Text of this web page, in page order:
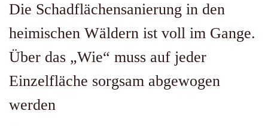
Die Schadflächensanierung in den
heimischen Wäldern ist voll im Gange.
Über das „Wie“ muss auf jeder
Einzelfläche sorgsam abgewogen
werden